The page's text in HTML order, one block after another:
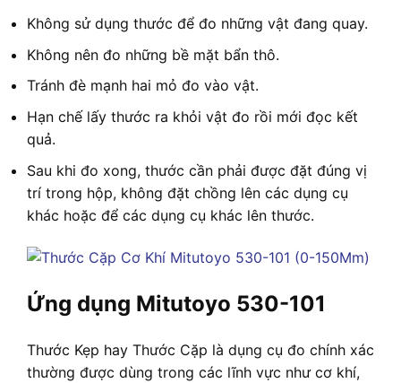
Không sử dụng thước để đo những vật đang quay.
Không nên đo những bề mặt bẩn thô.
Tránh đè mạnh hai mỏ đo vào vật.
Hạn chế lấy thước ra khỏi vật đo rồi mới đọc kết
quả.
Sau khi đo xong, thước cần phải được đặt đúng vị
trí trong hộp, không đặt chồng lên các dụng cụ
khác hoặc để các dụng cụ khác lên thước.
Ứng dụng Mitutoyo 530-101
Thước Kẹp hay Thước Cặp là dụng cụ đo chính xác
thường được dùng trong các lĩnh vực như cơ khí,